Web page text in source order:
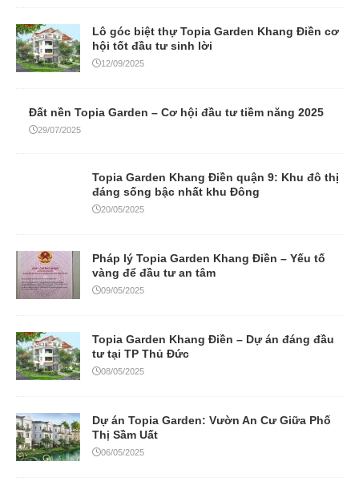
Lô góc biệt thự Topia Garden Khang Điền cơ
hội tốt đầu tư sinh lời
12/09/2025
Đất nền Topia Garden – Cơ hội đầu tư tiềm năng 2025
29/07/2025
Topia Garden Khang Điền quận 9: Khu đô thị
đáng sống bậc nhất khu Đông
20/05/2025
Pháp lý Topia Garden Khang Điền – Yếu tố
vàng để đầu tư an tâm
09/05/2025
Topia Garden Khang Điền – Dự án đáng đầu
tư tại TP Thủ Đức
08/05/2025
Dự án Topia Garden: Vườn An Cư Giữa Phố
Thị Sầm Uất
06/05/2025